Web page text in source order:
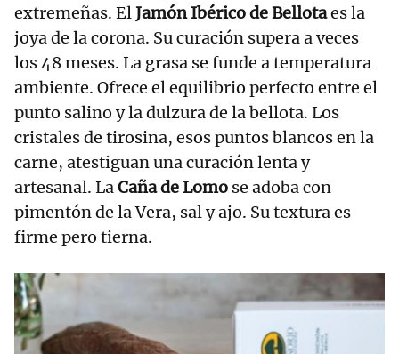
extremeñas. ElJamón Ibérico de Bellotaes la
joya de la corona. Su curación supera a veces
los 48 meses. La grasa se funde a temperatura
ambiente. Ofrece el equilibrio perfecto entre el
punto salino y la dulzura de la bellota. Los
cristales de tirosina, esos puntos blancos en la
carne, atestiguan una curación lenta y
artesanal. LaCaña de Lomo se adoba con
pimentón de la Vera, sal y ajo. Su textura es
firme pero tierna.